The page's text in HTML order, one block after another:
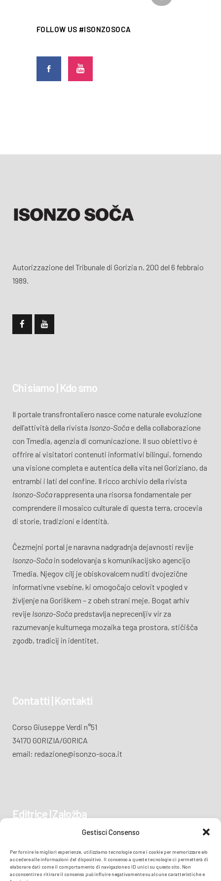
Gestisci Consenso
Per fornire le migliori esperienze, utilizziamo tecnologie come i cookie per memorizzare e/o
accedere alle informazioni del dispositivo. Il consenso a queste tecnologie ci permetterà di
elaborare dati come il comportamento di navigazione o ID unici su questo sito. Non
acconsentire o ritirare il consenso può influire negativamente su alcune caratteristiche e
FOLLOW US #ISONZOSOCA
Autorizzazione del Tribunale di Gorizia n. 200 del 6 febbraio
1989.
Chi siamo | Kdo smo
Il portale transfrontaliero nasce come naturale evoluzione
dell’attività della rivista Isonzo-Sočae della collaborazione
con Tmedia, agenzia di comunicazione. Il suo obiettivo è
offrire ai visitatori contenuti informativi bilingui, fornendo
una visione completa e autentica della vita nel Goriziano, da
entrambi i lati del confine. Il ricco archivio della rivista
Isonzo-Sočarappresenta una risorsa fondamentale per
comprendere il mosaico culturale di questa terra, crocevia
di storie, tradizioni e identità.
Čezmejni portal je naravna nadgradnja dejavnosti revije
Isonzo-Soča in sodelovanja s komunikacijsko agencijo
Tmedia. Njegov cilj je obiskovalcem nuditi dvojezične
informativne vsebine, ki omogočajo celovit vpogled v
življenje na Goriškem – z obeh strani meje. Bogat arhiv
revije Isonzo-Soča predstavlja neprecenljiv vir za
razumevanje kulturnega mozaika tega prostora, stičišča
zgodb, tradicij in identitet.
Contatti | Kontakti
Corso Giuseppe Verdi n°51
34170 GORIZIA/GORICA
email: redazione@isonzo-soca.it
Editrice | Založba
34170 GORIZIA/GORICA